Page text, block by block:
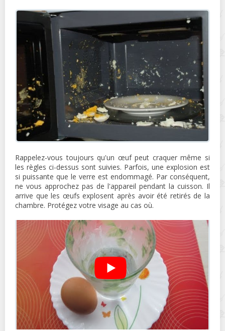
Rappelez-vous toujours qu'un œuf peut craquer même si
les règles ci-dessus sont suivies. Parfois, une explosion est
si puissante que le verre est endommagé. Par conséquent,
ne vous approchez pas de l'appareil pendant la cuisson. Il
arrive que les œufs explosent après avoir été retirés de la
chambre. Protégez votre visage au cas où.